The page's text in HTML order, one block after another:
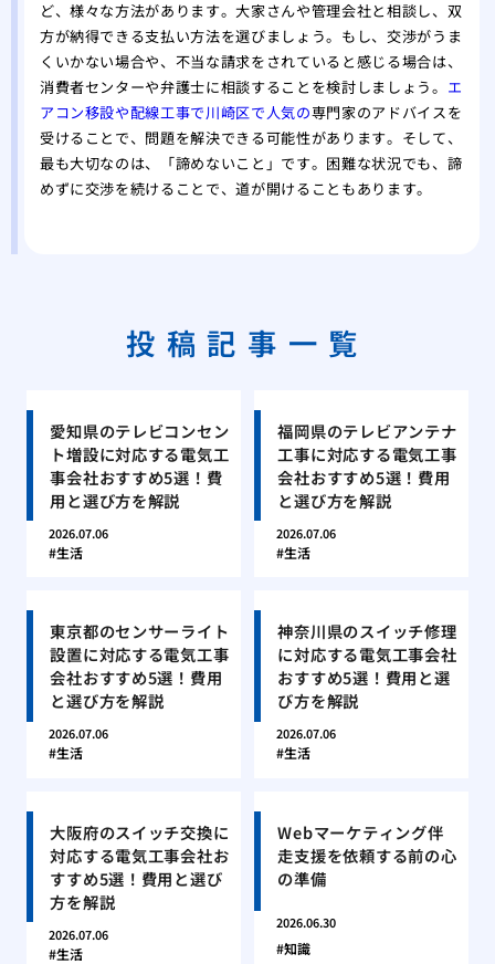
ど、様々な方法があります。大家さんや管理会社と相談し、双
方が納得できる支払い方法を選びましょう。もし、交渉がうま
くいかない場合や、不当な請求をされていると感じる場合は、
消費者センターや弁護士に相談することを検討しましょう。 エ
アコン移設や配線工事で川崎区で人気の専門家のアドバイスを
受けることで、問題を解決できる可能性があります。そして、
最も大切なのは、「諦めないこと」です。困難な状況でも、諦
めずに交渉を続けることで、道が開けることもあります。
投稿記事一覧
愛知県のテレビコンセン
ト増設に対応する電気工
事会社おすすめ5選！費
用と選び方を解説
2026.07.06
生活
福岡県のテレビアンテナ
工事に対応する電気工事
会社おすすめ5選！費用
と選び方を解説
2026.07.06
生活
東京都のセンサーライト
設置に対応する電気工事
会社おすすめ5選！費用
と選び方を解説
2026.07.06
生活
神奈川県のスイッチ修理
に対応する電気工事会社
おすすめ5選！費用と選
び方を解説
2026.07.06
生活
大阪府のスイッチ交換に
対応する電気工事会社お
すすめ5選！費用と選び
方を解説
2026.07.06
生活
Webマーケティング伴
走支援を依頼する前の心
の準備
2026.06.30
知識